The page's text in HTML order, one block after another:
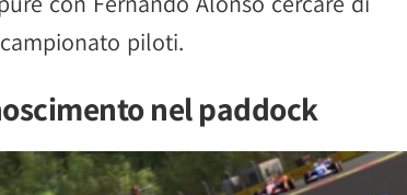
piloti.
nel paddock